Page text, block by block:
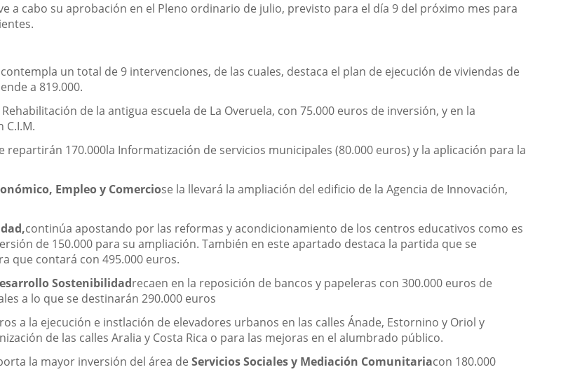
a cabo su aprobación en el Pleno ordinario de julio, previsto para el día 9 del próximo mes para
contempla un total de 9 intervenciones, de las cuales, destaca el plan de ejecución de viviendas de
a 819.000.
de la antigua escuela de La Overuela, con 75.000 euros de inversión, y en la
repartirán 170.000la Informatización de servicios municipales (80.000 euros) y la aplicación para la
Empleo y Comerciose la llevará la ampliación del edificio de la Agencia de Innovación,
continúa apostando por las reformas y acondicionamiento de los centros educativos como es
de 150.000 para su ampliación. También en este apartado destaca la partida que se
que contará con 495.000 euros.
Sostenibilidadrecaen en la reposición de bancos y papeleras con 300.000 euros de
a lo que se destinarán 290.000 euros
a la ejecución e instlación de elevadores urbanos en las calles Ánade, Estornino y Oriol y
de las calles Aralia y Costa Rica o para las mejoras en el alumbrado público.
la mayor inversión del área deServicios Sociales y Mediación Comunitariacon 180.000